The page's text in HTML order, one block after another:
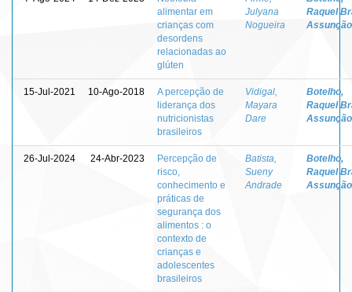
alimentar em
crianças com
desordens
relacionadas ao
glúten
Julyana
Nogueira
Raquel
Assunção
15-Jul-2021 10-Ago-2018
A percepção de
liderança dos
nutricionistas
brasileiros
Vidigal,
Mayara
Dare
Botelho,
Raquel
Assunção
26-Jul-2024 24-Abr-2023
Percepção de
risco,
conhecimento e
práticas de
segurança dos
alimentos : o
contexto de
crianças e
adolescentes
brasileiros
Batista,
Sueny
Andrade
Botelho,
Raquel
Assunção